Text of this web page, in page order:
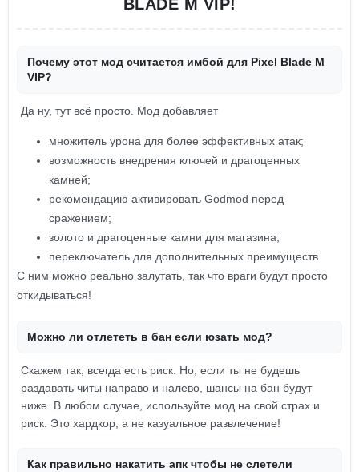
BLADE M VIP!
Почему этот мод считается имбой для Pixel Blade M
VIP?
Да ну, тут всё просто. Мод добавляет
множитель урона для более эффективных атак;
возможность внедрения ключей и драгоценных
камней;
рекомендацию активировать Godmod перед
сражением;
золото и драгоценные камни для магазина;
переключатель для дополнительных преимуществ.
С ним можно реально залутать, так что враги будут просто
откидываться!
Можно ли отлететь в бан если юзать мод?
Скажем так, всегда есть риск. Но, если ты не будешь
раздавать читы направо и налево, шансы на бан будут
ниже. В любом случае, используйте мод на свой страх и
риск. Это хардкор, а не казуальное развлечение!
Как правильно накатить апк чтобы не слетели